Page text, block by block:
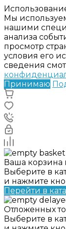
Мы
нашими
анализа
просмотр
условия его
сведения
Принимаю
Ваша корзина
Выберите в
и нажмите
Перейти в
Отложенных
Выберите в